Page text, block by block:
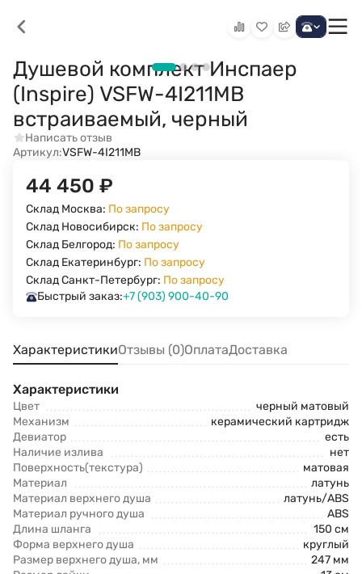
Душевой комплект Инспаер
(Inspire) VSFW-4I211MB
встраиваемый, черный
Написать отзыв
Артикул:VSFW-4I211MB
44 450 ₽
Склад Москва: По запросу
Склад Новосибирск: По запросу
Склад Белгород: По запросу
Склад Екатеринбург: По запросу
Склад Санкт-Петербург: По запросу
Быстрый заказ:+7 (903) 900-40-90
ХарактеристикиОтзывы (0)ОплатаДоставка
Характеристики
Цвет
черный матовый
Механизм
керамический картридж
Девиатор
есть
Наличие излива
нет
Поверхность(текстура)
матовая
Материал
латунь
Материал верхнего душа
латунь/ABS
Материал ручного душа
ABS
Длина шланга
150 см
Форма верхнего душа
круглый
Размер верхнего душа, мм
247 мм